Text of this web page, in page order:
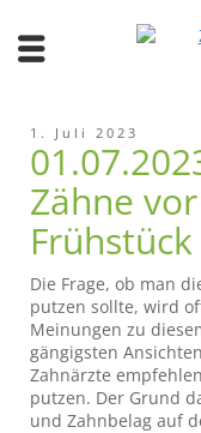
1. Juli 2023
Zähne
Die Frage, ob man
putzen sollte, wird
Meinungen zu
gängigsten
Zahnärzte
putzen. Der Grund
und Zahnbelag auf